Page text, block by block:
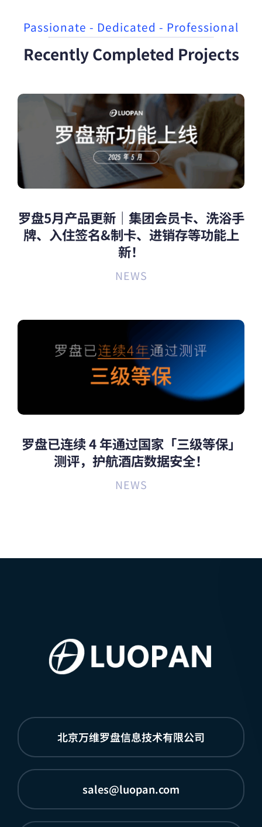
Passionate - Dedicated - Professional
Recently Completed Projects
罗盘5月产品更新｜集团会员卡、洗浴手
牌、入住签名&制卡、进销存等功能上
新！
NEWS
罗盘已连续 4 年通过国家「三级等保」
测评，护航酒店数据安全！
NEWS
北京万维罗盘信息技术有限公司
sales@luopan.com